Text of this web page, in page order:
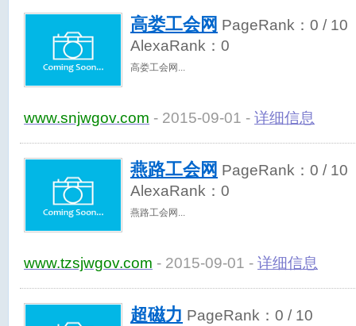
高娄工会网 PageRank： 0 / 10
AlexaRank： 0
高娄工会网
www.snjwgov.com - 2015-09-01 - 详细信息
燕路工会网 PageRank： 0 / 10
AlexaRank： 0
燕路工会网
www.tzsjwgov.com - 2015-09-01 - 详细信息
超磁力 PageRank： 0 / 10